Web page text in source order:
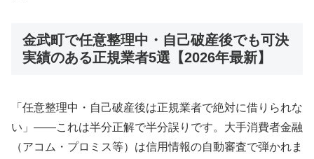
金武町で任意整理中・自己破産後でも可決
実績のある正規業者5選【2026年最新】
「任意整理中・自己破産後は正規業者で絶対に借りられな
い」——これは半分正解で半分誤りです。大手消費者金融
（アコム・プロミス等）は信用情報の自動審査で弾かれま